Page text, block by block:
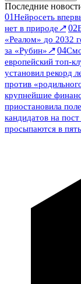
Последние
01Нейросеть
нет в природе↗ 02
«Реалом» до 2032
за «Рубин»↗ 04
европейский топ-
установил рекорд
против
крупнейшие
приостановила
кандидатов на
просыпаются в